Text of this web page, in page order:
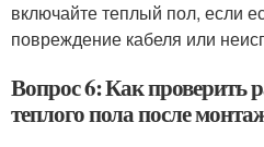
включайте теплый пол, если
повреждение кабеля или
Вопрос 6: Как проверить
теплого пола после